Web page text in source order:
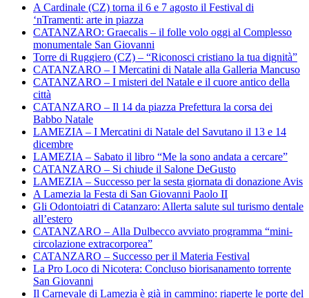
A Cardinale (CZ) torna il 6 e 7 agosto il Festival di
‘nTramenti: arte in piazza
CATANZARO: Graecalis – il folle volo oggi al Complesso
monumentale San Giovanni
Torre di Ruggiero (CZ) – “Riconosci cristiano la tua dignità”
CATANZARO – I Mercatini di Natale alla Galleria Mancuso
CATANZARO – I misteri del Natale e il cuore antico della
città
CATANZARO – Il 14 da piazza Prefettura la corsa dei
Babbo Natale
LAMEZIA – I Mercatini di Natale del Savutano il 13 e 14
dicembre
LAMEZIA – Sabato il libro “Me la sono andata a cercare”
CATANZARO – Si chiude il Salone DeGusto
LAMEZIA – Successo per la sesta giornata di donazione Avis
A Lamezia la Festa di San Giovanni Paolo II
Gli Odontoiatri di Catanzaro: Allerta salute sul turismo dentale
all’estero
CATANZARO – Alla Dulbecco avviato programma “mini-
circolazione extracorporea”
CATANZARO – Successo per il Materia Festival
La Pro Loco di Nicotera: Concluso biorisanamento torrente
San Giovanni
Il Carnevale di Lamezia è già in cammino: riaperte le porte del